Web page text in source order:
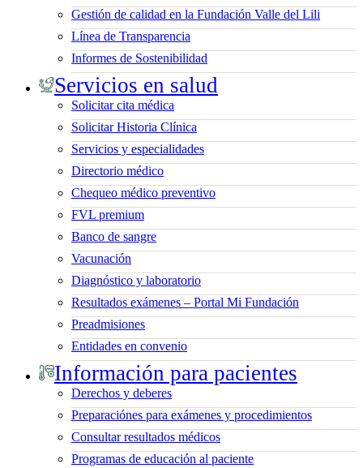
Gestión de calidad en la Fundación Valle del Lili
Línea de Transparencia
Informes de Sostenibilidad
Servicios en salud
Solicitar cita médica
Solicitar Historia Clínica
Servicios y especialidades
Directorio médico
Chequeo médico preventivo
FVL premium
Banco de sangre
Vacunación
Diagnóstico y laboratorio
Resultados exámenes – Portal Mi Fundación
Preadmisiones
Entidades en convenio
Información para pacientes
Derechos y deberes
Preparaciónes para exámenes y procedimientos
Consultar resultados médicos
Programas de educación al paciente